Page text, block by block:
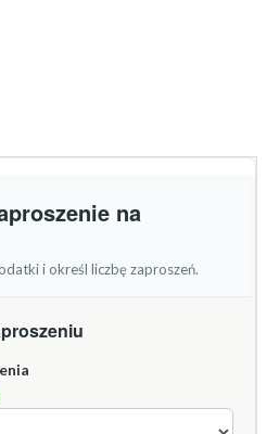
na
i określ liczbę zaproszeń.